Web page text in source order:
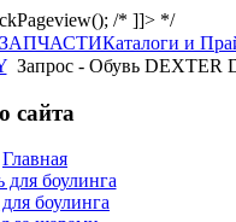
/* ]]> */
ЗАПЧАСТИКаталоги и
Запрос - Обувь DEXTER
сайта
Главная
для боулинга
боулинга